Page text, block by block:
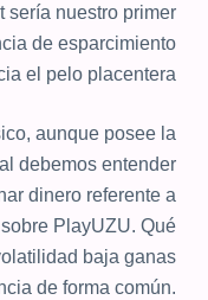
serí­a nuestro primer
de esparcimiento
el pelo placentera.
aunque posee la
debemos entender
dinero referente a
PlayUZU. Qué
baja ganas
de forma común.